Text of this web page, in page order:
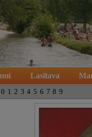
Lasītava
0 1 2 3 4 5 6 7 8 9